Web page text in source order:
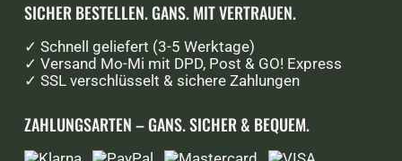
SICHER BESTELLEN. GANS. MIT VERTRAUEN.
✓ Schnell geliefert (3-5 Werktage)
✓ Versand Mo-Mi mit DPD, Post & GO! Express
✓ SSL verschlüsselt & sichere Zahlungen
ZAHLUNGSARTEN – GANS. SICHER & BEQUEM.